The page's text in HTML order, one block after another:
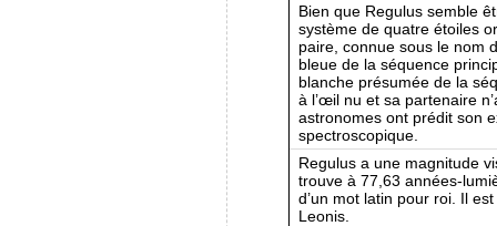
Bien que Regulus semble
système de quatre étoiles
paire, connue sous le nom
bleue de la séquence
blanche présumée de la
à l’œil nu et sa partenaire
astronomes ont prédit son
spectroscopique.
Regulus a une magnitude
trouve à 77,63 années-
d’un mot latin pour roi. Il
Leonis.